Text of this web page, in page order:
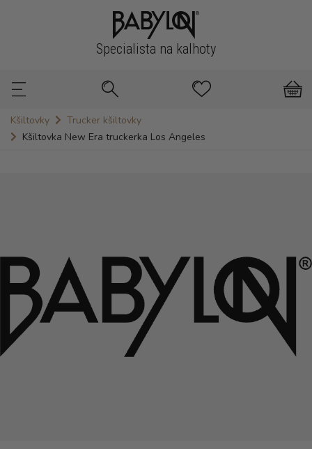
Specialista na kalhoty
Kšiltovky
Trucker kšiltovky
Kšiltovka New Era truckerka Los Angeles